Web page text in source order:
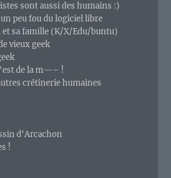
sont aussi des humains :)
peu fou du logiciel libre
et sa famille (K/X/Edu/buntu)
vieux geek
de la m—– !
crétinerie humaines
d'Arcachon
!